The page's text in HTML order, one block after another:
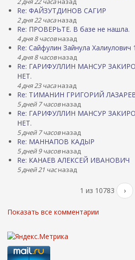
Re: ФАЙЗУТДИНОВ САГИР
2 дня 22 часаназад
Re: ПРОВЕРЬТЕ. В базе не нашла.
4 дня 8 часовназад
Re: Сайфулин Зайнула Халиулович
4 дня 8 часовназад
Re: ГАРИФУЛЛИН МАНСУР
НЕТ.
4 дня 23 часаназад
Re: ТИМАНИН ГРИГОРИЙ
5 дней 7 часовназад
Re: ГАРИФУЛЛИН МАНСУР
НЕТ.
5 дней 7 часовназад
Re: МАННАПОВ КАДЫР
5 дней 9 часовназад
Re: КАНАЕВ АЛЕКСЕЙ ИВАНОВИЧ
5 дней 21 часназад
1 из 10783 ›
Показать все комментарии